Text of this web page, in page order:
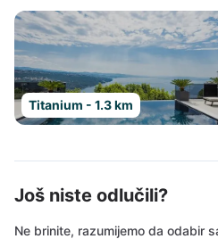
Titanium - 1.3 km
Još niste odlučili?
Ne brinite, razumijemo da odabir